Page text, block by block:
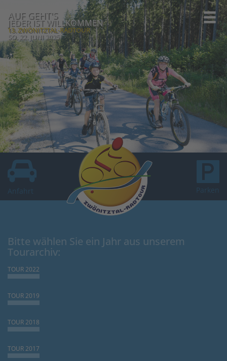
AUF GEHT'S
JEDER IST WILLKOMMEN
13. ZWÖNITZTAL-RADTOUR
SO, 22. JUNI 2025
Anfahrt Parken
Bitte wählen Sie ein Jahr aus unserem
Tourarchiv:
TOUR 2022
TOUR 2019
TOUR 2018
TOUR 2017